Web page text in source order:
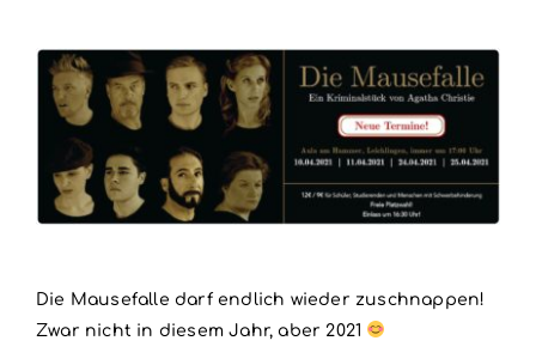
Die Mausefalle darf endlich wieder zuschnappen!
Zwar nicht in diesem Jahr, aber 2021